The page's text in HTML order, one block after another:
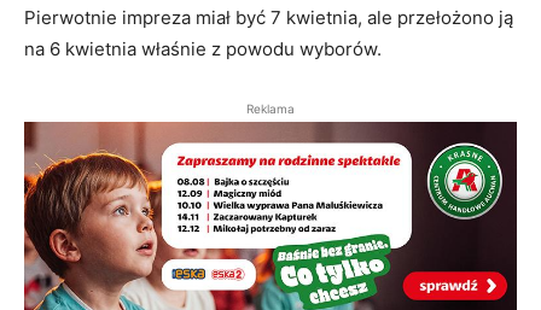
Pierwotnie impreza miał być 7 kwietnia, ale przełożono ją
na 6 kwietnia właśnie z powodu wyborów.
Reklama